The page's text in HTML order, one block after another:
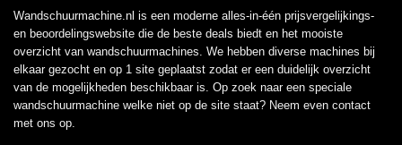
Wandschuurmachine.nl is een moderne alles-in-één prijsvergelijkings-
en beoordelingswebsite die de beste deals biedt en het mooiste
overzicht van wandschuurmachines. We hebben diverse machines bij
elkaar gezocht en op 1 site geplaatst zodat er een duidelijk overzicht
van de mogelijkheden beschikbaar is. Op zoek naar een speciale
wandschuurmachine welke niet op de site staat? Neem even contact
met ons op.